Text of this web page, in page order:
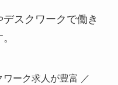
スクワークで働き
ーク求人が豊富 ／